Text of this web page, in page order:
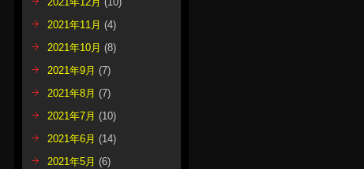
2021年11月 (4)
2021年10月 (8)
2021年9月 (7)
2021年8月 (7)
2021年7月 (10)
2021年6月 (14)
2021年5月 (6)